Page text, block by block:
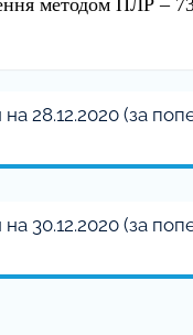
методом ПЛР –
на 28.12.2020 (за
на 30.12.2020 (за